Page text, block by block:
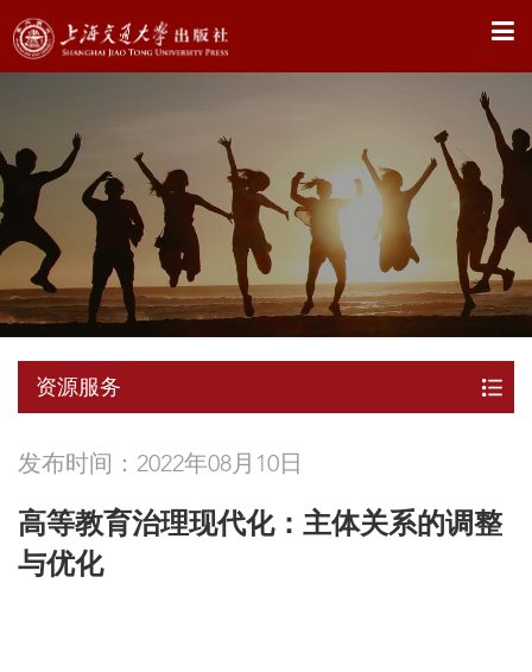
X
资源服务
发布时间：2022年08月10日
高等教育治理现代化：主体关系的调整
与优化